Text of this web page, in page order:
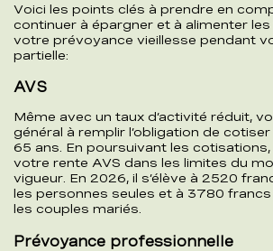
Voici les points clés à prendre en
continuer à épargner et à alimenter
votre prévoyance vieillesse pendant
partielle:
AVS
Même avec un taux d’activité réduit,
général à remplir l’obligation de cotiser
65 ans. En poursuivant les
votre rente AVS dans les limites du
vigueur. En 2026, il s’élève à 2520
les personnes seules et à 3780
les couples mariés.
Prévoyance professionnelle